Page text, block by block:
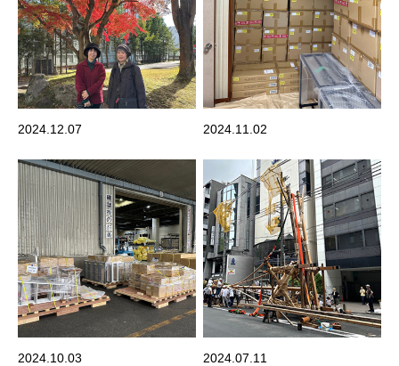
2024.12.07 2024.11.02
2024.10.03 2024.07.11